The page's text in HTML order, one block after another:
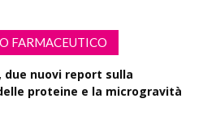
FARMACEUTICO
due nuovi report sulla
proteine e la microgravità